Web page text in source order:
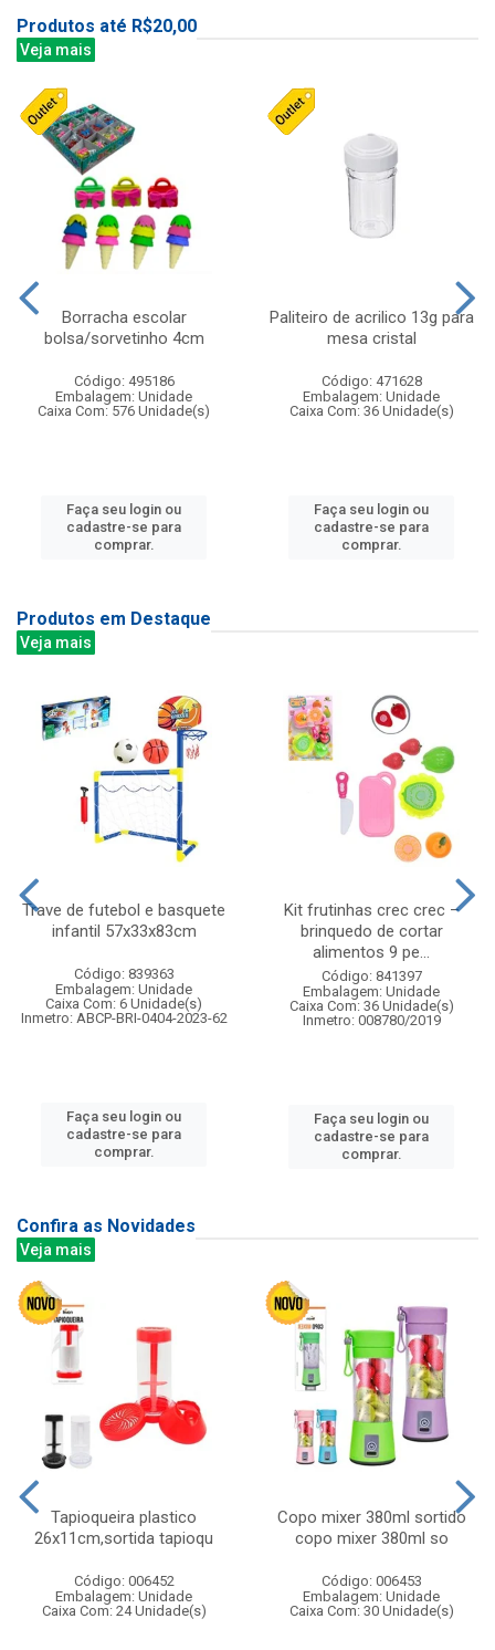
Produtos até R$20,00
Veja mais
Borracha escolar
bolsa/sorvetinho 4cm
Código: 495186
Embalagem: Unidade
Caixa Com: 576 Unidade(s)
Faça seu login ou
cadastre-se para
comprar.
Paliteiro de acrilico 13g para
mesa cristal
Código: 471628
Embalagem: Unidade
Caixa Com: 36 Unidade(s)
Faça seu login ou
cadastre-se para
comprar.
Produtos em Destaque
Veja mais
Trave de futebol e basquete
infantil 57x33x83cm
Código: 839363
Embalagem: Unidade
Caixa Com: 6 Unidade(s)
Inmetro: ABCP-BRI-0404-2023-62
Faça seu login ou
cadastre-se para
comprar.
Kit frutinhas crec crec –
brinquedo de cortar
alimentos 9 pe...
Código: 841397
Embalagem: Unidade
Caixa Com: 36 Unidade(s)
Inmetro: 008780/2019
Faça seu login ou
cadastre-se para
comprar.
Confira as Novidades
Veja mais
Tapioqueira plastico
26x11cm,sortida tapioqu
Código: 006452
Embalagem: Unidade
Caixa Com: 24 Unidade(s)
Copo mixer 380ml sortido
copo mixer 380ml so
Código: 006453
Embalagem: Unidade
Caixa Com: 30 Unidade(s)